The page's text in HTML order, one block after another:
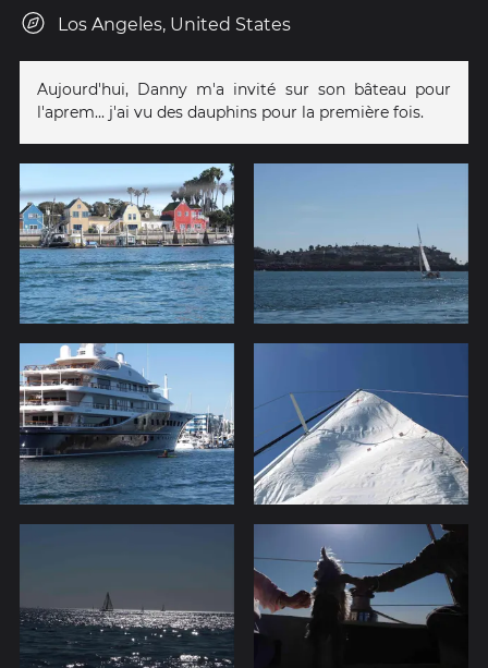
Los Angeles, United States
Aujourd'hui, Danny m'a invité sur son bâteau pour
l'aprem... j'ai vu des dauphins pour la première fois.